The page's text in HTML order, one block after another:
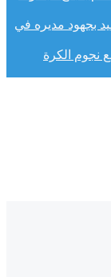
بجهود مديره في
نجوم الكرة